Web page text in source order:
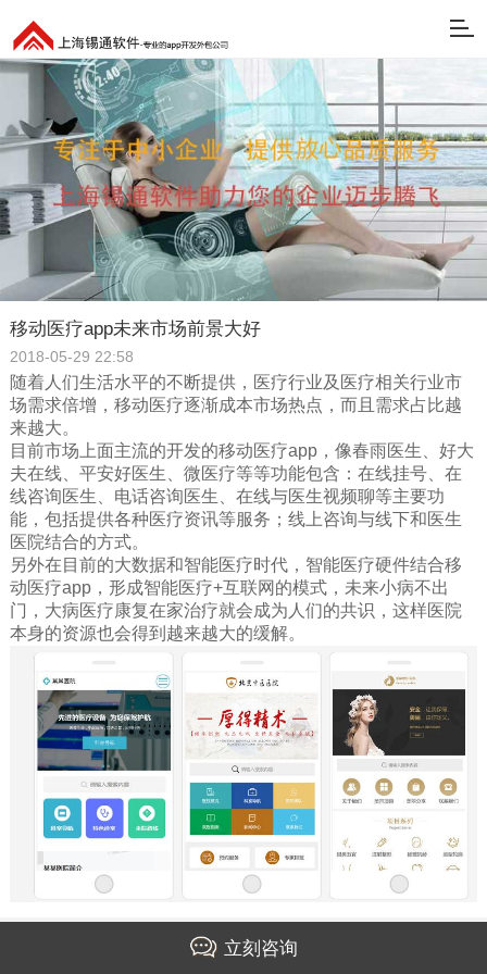
移动医疗app未来市场前景大好
2018-05-29 22:58
随着人们生活水平的不断提供，医疗行业及医疗相关行业市
场需求倍增，移动医疗逐渐成本市场热点，而且需求占比越
来越大。
目前市场上面主流的开发的移动医疗app，像春雨医生、好大
夫在线、平安好医生、微医疗等等功能包含：在线挂号、在
线咨询医生、电话咨询医生、在线与医生视频聊等主要功
能，包括提供各种医疗资讯等服务；线上咨询与线下和医生
医院结合的方式。
另外在目前的大数据和智能医疗时代，智能医疗硬件结合移
动医疗app，形成智能医疗+互联网的模式，未来小病不出
门，大病医疗康复在家治疗就会成为人们的共识，这样医院
本身的资源也会得到越来越大的缓解。
立刻咨询